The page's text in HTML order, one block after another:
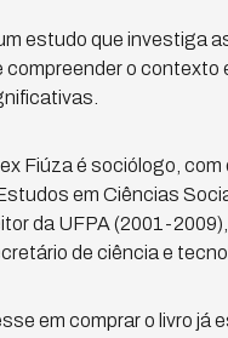
estudo que investiga
compreender o
Fiúza é sociólogo,
em Ciências
da UFPA (2001-
de ciência e
em comprar o livro já